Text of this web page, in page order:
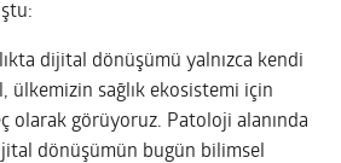
dijital dönüşümü yalnızca kendi
ülkemizin sağlık ekosistemi için
olarak görüyoruz. Patoloji alanında
dönüşümün bugün bilimsel